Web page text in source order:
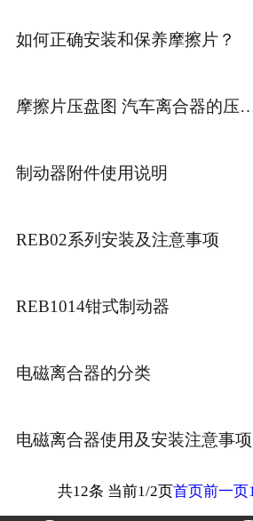
如何正确安装和保养摩擦片？
摩擦片压盘图 汽车离合器的压盘和从动
制动器附件使用说明
REB02系列安装及注意事项
REB1014钳式制动器
电磁离合器的分类
电磁离合器使用及安装注意事项
共12条 当前1/2页首页前一页